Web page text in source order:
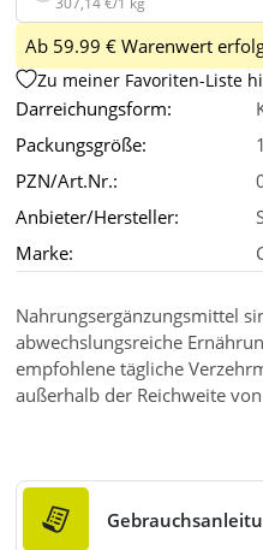
Ab 59.99 € Warenwert
Zu meiner Favoriten-Liste
Darreichungsform:
Packungsgröße:
PZN/Art.Nr.:
Anbieter/Hersteller:
Marke:
Nahrungsergänzungsmittel
abwechslungsreiche
empfohlene tägliche
außerhalb der Reichweite